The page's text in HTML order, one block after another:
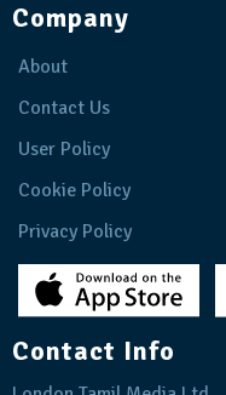
Company
About
Contact Us
User Policy
Cookie Policy
Privacy Policy
Contact Info